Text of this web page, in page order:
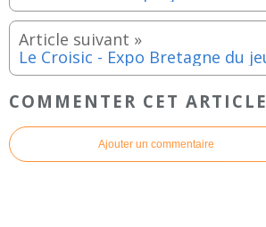
COMMENTER CET ARTICLE
Ajouter un commentaire